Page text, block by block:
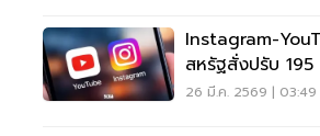
Instagram-
สหรัฐสั่งปรับ
ทำเด็กติดโซเชียล
26 มี.ค. 2569 | 03:49